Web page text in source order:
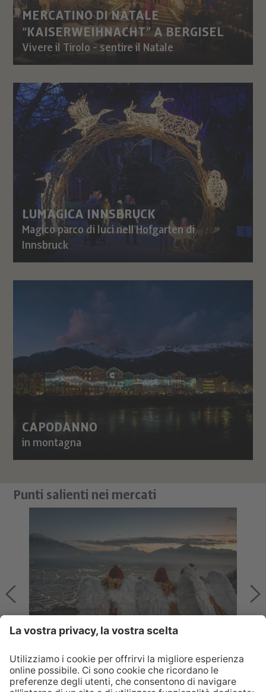
MERCATINO DI NATALE
“KAISERWEIHNACHT” A BERGISEL
Vivere il Tirolo - sentire il Natale
LUMAGICA INNSBRUCK
Magico parco di luci nell'Hofgarten di
Innsbruck
CAPODANNO
in montagna
Punti salienti nei mercati
Gli angeli di Innsbruck